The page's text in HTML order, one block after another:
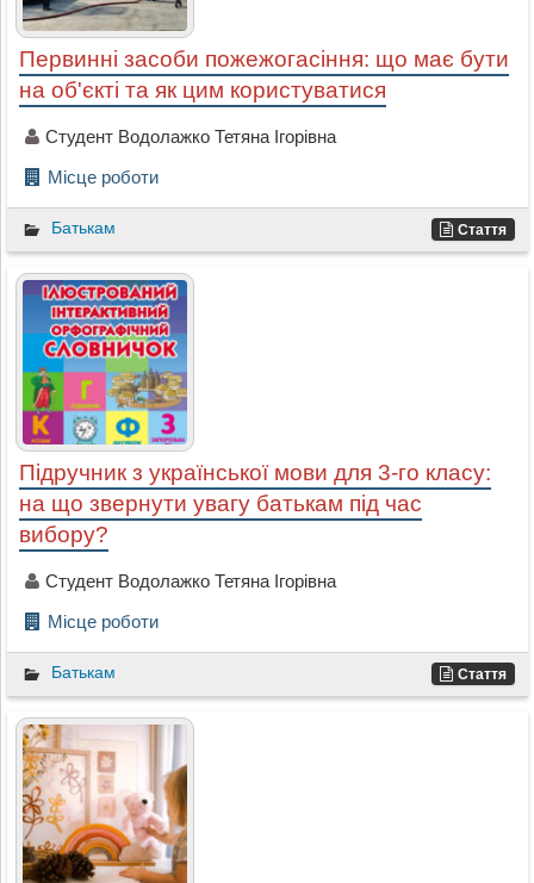
Первинні засоби пожежогасіння: що має бути
на об'єкті та як цим користуватися
Студент Водолажко Тетяна Ігорівна
Місце роботи
Батькам Стаття
Підручник з української мови для 3-го класу:
на що звернути увагу батькам під час
вибору?
Студент Водолажко Тетяна Ігорівна
Місце роботи
Батькам Стаття